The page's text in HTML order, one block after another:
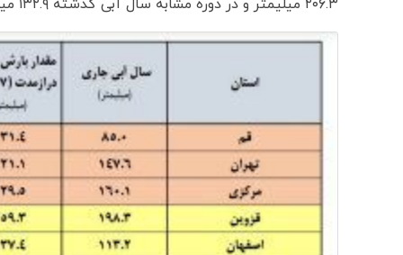
۲۰۶.۳ میلیمتر و در دوره مشابه سال آبی گذشته ۱۳۲.۹ میلیمتر را نشان می‌دهد.